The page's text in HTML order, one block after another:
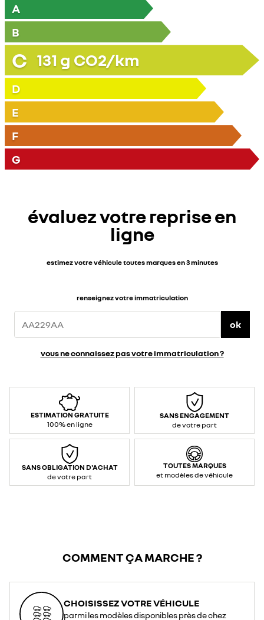
A
B
C 131 g CO2/km
D
E
F
G
évaluez votre reprise en
ligne
estimez votre véhicule toutes marques en 3 minutes
renseignez votre immatriculation
ok
vous ne connaissez pas votre immatriculation ?
ESTIMATION GRATUITE
100% en ligne
SANS ENGAGEMENT
de votre part
SANS OBLIGATION D'ACHAT
de votre part
TOUTES MARQUES
et modèles de véhicule
COMMENT ÇA MARCHE ?
CHOISISSEZ VOTRE VÉHICULE
parmi les modèles disponibles près de chez